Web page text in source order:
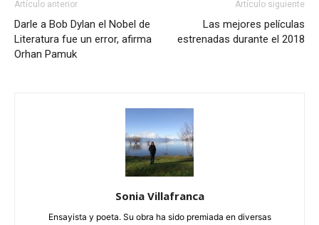
Artículo anterior
Darle a Bob Dylan el Nobel de
Literatura fue un error, afirma
Orhan Pamuk
Artículo siguiente
Las mejores películas
estrenadas durante el 2018
Sonia Villafranca
Ensayista y poeta. Su obra ha sido premiada en diversas